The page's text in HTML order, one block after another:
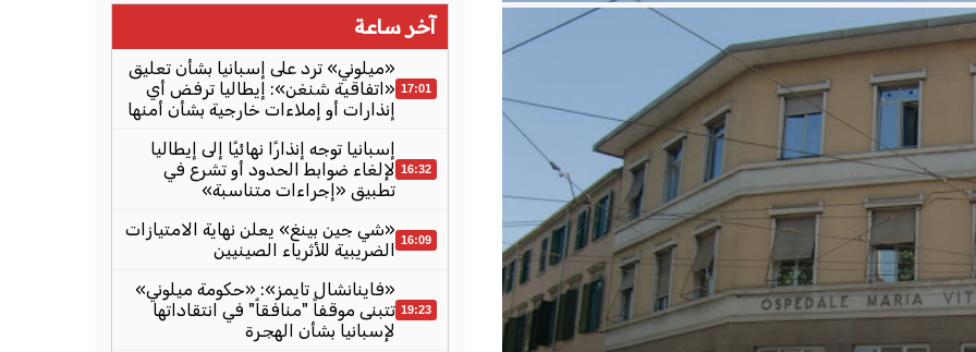
آخر ساعة
17:01
«ميلوني» ترد على إسبانيا بشأن تعليق
«اتفاقية شنغن»: إيطاليا ترفض أي
إنذارات أو إملاءات خارجية بشأن أمنها
16:32
إسبانيا توجه إنذارًا نهائيًا إلى إيطاليا
لإلغاء ضوابط الحدود أو تشرع في
تطبيق «إجراءات متناسبة»
16:09 «شي جين بينغ» يعلن نهاية الامتيازات
الضريبية للأثرياء الصينيين
19:23
«فاينانشال تايمز»: «حكومة ميلوني»
تتبنى موقفاً "منافقاً" في انتقاداتها
لإسبانيا بشأن الهجرة